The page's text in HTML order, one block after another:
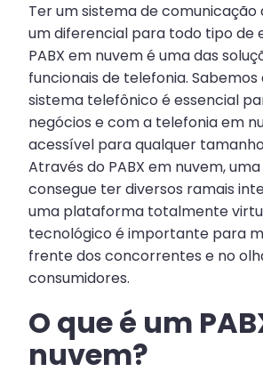
Ter um sistema de comunicação
um diferencial para todo tipo de
PABX em nuvem é uma das
funcionais de telefonia. Sabemos
sistema telefônico é essencial
negócios e com a telefonia em
acessível para qualquer
Através do PABX em nuvem,
consegue ter diversos ramais
uma plataforma totalmente
tecnológico é importante para
frente dos concorrentes e no
consumidores.
O que é um
nuvem?